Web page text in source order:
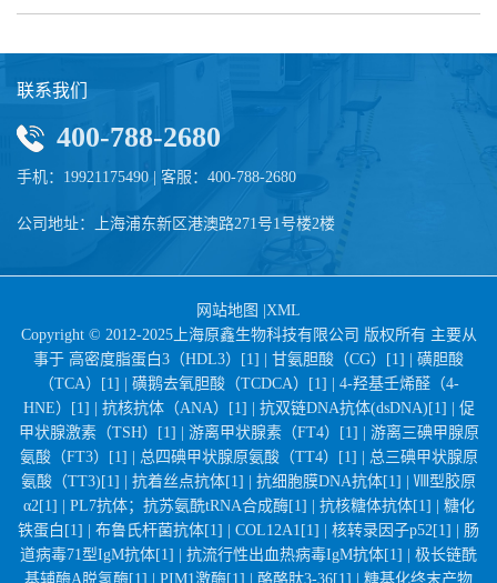
联系我们
400-788-2680
手机：19921175490 | 客服：400-788-2680
公司地址：上海浦东新区港澳路271号1号楼2楼
网站地图
XML
Copyright © 2012-2025上海原鑫生物科技有限公司 版权所有 主要从
事于 高密度脂蛋白3（HDL3）[1] | 甘氨胆酸（CG）[1] | 磺胆酸
（TCA）[1] | 磺鹅去氧胆酸（TCDCA）[1] | 4-羟基壬烯醛（4-
HNE）[1] | 抗核抗体（ANA）[1] | 抗双链DNA抗体(dsDNA)[1] | 促
甲状腺激素（TSH）[1] | 游离甲状腺素（FT4）[1] | 游离三碘甲腺原
氨酸（FT3）[1] | 总四碘甲状腺原氨酸（TT4）[1] | 总三碘甲状腺原
氨酸（TT3)[1] | 抗着丝点抗体[1] | 抗细胞膜DNA抗体[1] | Ⅷ型胶原
α2[1] | PL7抗体；抗苏氨酰tRNA合成酶[1] | 抗核糖体抗体[1] | 糖化
铁蛋白[1] | 布鲁氏杆菌抗体[1] | COL12A1[1] | 核转录因子p52[1] | 肠
道病毒71型IgM抗体[1] | 抗流行性出血热病毒IgM抗体[1] | 极长链酰
基辅酶A脱氢酶[1] | PIM1激酶[1] | 酪酪肽3-36[1] | 糖基化终末产物